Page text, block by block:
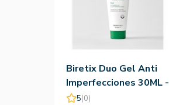
Biretix Duo Gel Anti
Imperfecciones 30ML -
Cantabria Labs
5(0)